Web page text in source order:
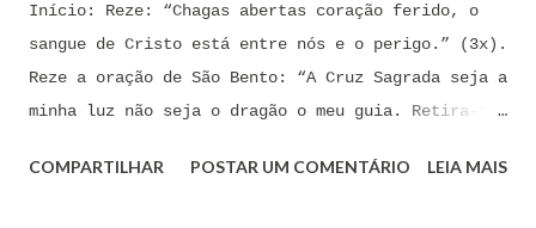
Início: Reze: “Chagas abertas coração ferido, o
sangue de Cristo está entre nós e o perigo.” (3x).
Reze a oração de São Bento: “A Cruz Sagrada seja a
minha luz não seja o dragão o meu guia. Retira-te
que me ofereces, bebe tu mesmo o teu veneno.” Reze
COMPARTILHAR POSTAR UM COMENTÁRIO LEIA MAIS